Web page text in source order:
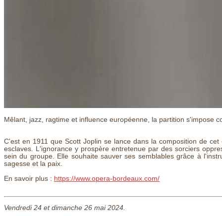
Mêlant, jazz, ragtime et influence européenne, la partition s'impose
C'est en 1911 que Scott Joplin se lance dans la composition de
esclaves. L'ignorance y prospère entretenue par des sorciers
sein du groupe. Elle souhaite sauver ses semblables grâce à
sagesse et la paix.
En savoir plus : https://www.opera-bordeaux.com/
Vendredi 24 et dimanche 26 mai 2024.